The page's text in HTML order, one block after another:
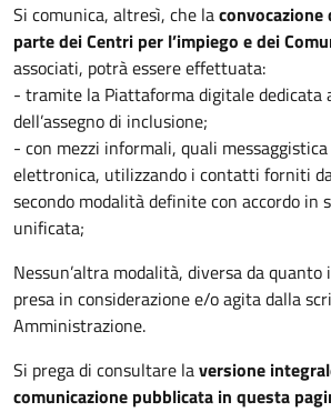
Si comunica, altresì, che la
parte dei Centri per l’impiego e dei
associati, potrà essere effettuata:
- tramite la Piattaforma digitale dedicata
dell’assegno di inclusione;
- con mezzi informali, quali
elettronica, utilizzando i contatti forniti
secondo modalità definite con accordo in
unificata;
Nessun’altra modalità, diversa da quanto
presa in considerazione e/o agita dalla
Amministrazione.
Si prega di consultare laversione
comunicazione pubblicata in questa